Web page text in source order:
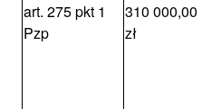
art. 275 pkt 1
Pzp
310 000,00
zł